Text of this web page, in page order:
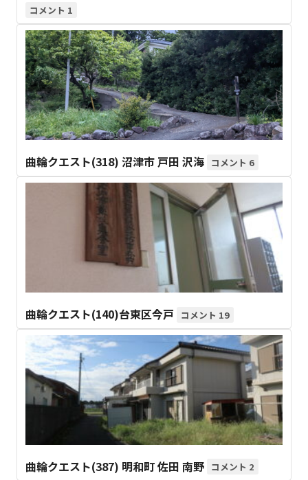
1
曲輪クエスト(318) 沼津市 戸田 沢海 6
曲輪クエスト(140)台東区今戸 19
曲輪クエスト(387) 明和町 佐田 南野 2